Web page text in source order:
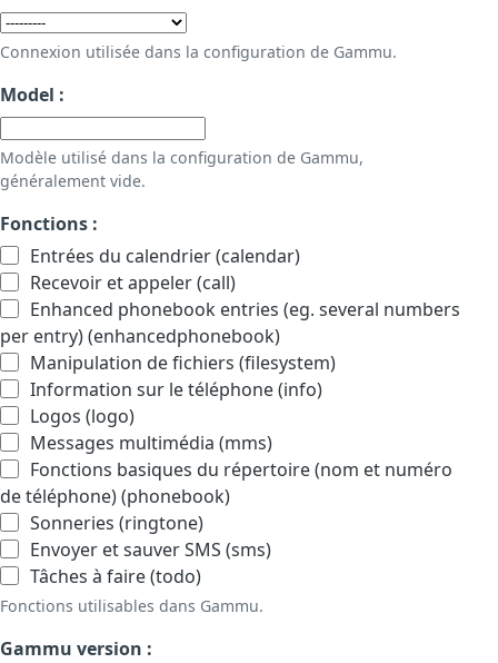
Connexion utilisée dans la configuration de Gammu.
Model :
Modèle utilisé dans la configuration de Gammu,
généralement vide.
Fonctions :
Entrées du calendrier (calendar)
Recevoir et appeler (call)
Enhanced phonebook entries (eg. several numbers
per entry) (enhancedphonebook)
Manipulation de fichiers (filesystem)
Information sur le téléphone (info)
Logos (logo)
Messages multimédia (mms)
Fonctions basiques du répertoire (nom et numéro
de téléphone) (phonebook)
Sonneries (ringtone)
Envoyer et sauver SMS (sms)
Tâches à faire (todo)
Fonctions utilisables dans Gammu.
Gammu version :